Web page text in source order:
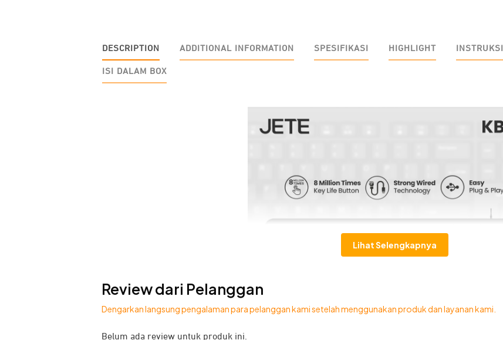
DESCRIPTION ADDITIONAL INFORMATION SPESIFIKASI HIGHLIGHT INSTRUKSI
ISI DALAM BOX
Lihat Selengkapnya
Review dari Pelanggan
Dengarkan langsung pengalaman para pelanggan kami setelah menggunakan produk dan layanan kami.
Belum ada review untuk produk ini.